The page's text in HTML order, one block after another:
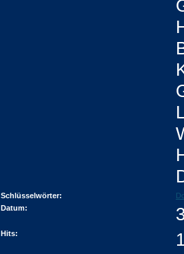
Schlüsselwörter:
Datum:
Hits: